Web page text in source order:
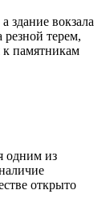
здание вокзала
резной терем,
к памятникам
одним из
открыто